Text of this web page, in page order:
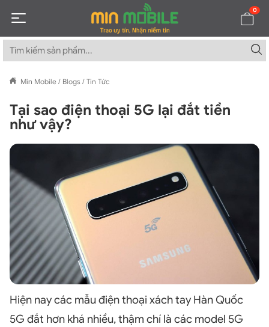
0
Min Mobile / Blogs / Tin Tức
Tại sao điện thoại 5G lại đắt tiền
như vậy?
Hiện nay các mẫu điện thoại xách tay Hàn Quốc
5G đắt hơn khá nhiều, thậm chí là các model 5G